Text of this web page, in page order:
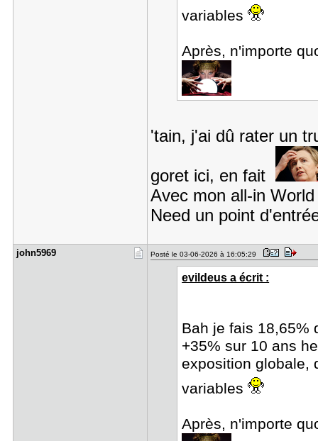
variables
Après, n'importe
'tain, j'ai dû rater un
goret ici, en fait
Avec mon all-in
Need un point
john5969 Posté le 03-06-2026 à 16:05:29
evildeus a écrit :
Bah je fais 18,65%
+35% sur 10 ans
exposition globale,
variables
Après, n'importe